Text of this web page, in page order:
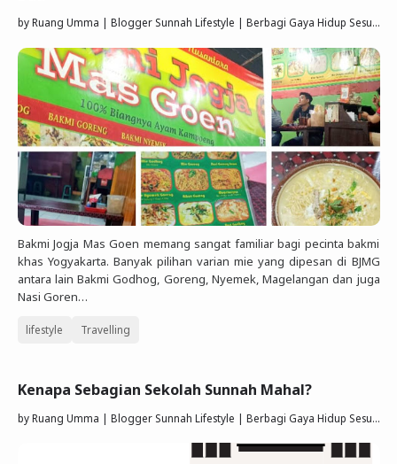
byRuang Umma | Blogger Sunnah Lifestyle | Berbagi Gaya Hidup Sesuai Quran Sunnah
Bakmi Jogja Mas Goen memang sangat familiar bagi pecinta bakmi
khas Yogyakarta. Banyak pilihan varian mie yang dipesan di BJMG
antara lain Bakmi Godhog, Goreng, Nyemek, Magelangan dan juga
Nasi Goren…
lifestyle Travelling
Kenapa Sebagian Sekolah Sunnah Mahal?
byRuang Umma | Blogger Sunnah Lifestyle | Berbagi Gaya Hidup Sesuai Quran Sunnah